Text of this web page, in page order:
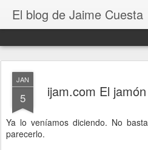
El blog de Jaime Cuesta
JAN
5 ijam.com El
Ya lo veníamos diciendo. No
parecerlo.